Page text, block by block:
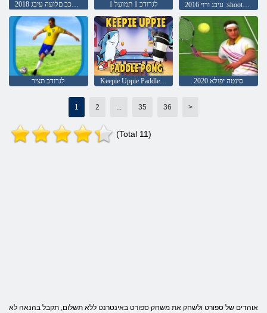
לגרודכ 1 תמועל 1 2016 עיבג ורוי :shootout שנוע
לגרודכ תציר Keepie Uppie Paddle Pong 2020 סינטה יפולא
1 2 35 36 >
(Total 11)
אוהדים של ספורט ולשחק את משחק ספורט באינטרנט ללא תשלום, תקבל בהנאה לא